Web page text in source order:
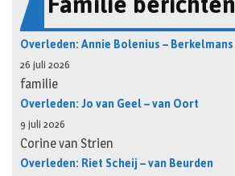
Overleden: Annie Bolenius – Berkelmans
26 juli 2026
familie
Overleden: Jo van Geel – van Oort
9 juli 2026
Corine van Strien
Overleden: Riet Scheij – van Beurden